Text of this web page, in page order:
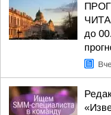
до